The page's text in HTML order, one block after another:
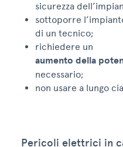
sicurezza
sottoporre
di un tecnico;
richiedere un
aumento della
necessario;
non usare a lungo
Pericoli elettrici in